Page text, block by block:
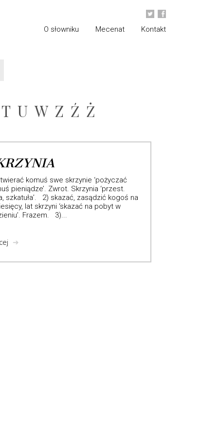
O słowniku Mecenat Kontakt
T U W Z Ź Ż
komuś swe skrzynie ‘pożyczać
pieniądze’. Zwrot. Skrzynia ‘przest.
szkatuła’. 2) skazać, zasądzić kogoś na
lat skrzyni ‘skazać na pobyt w
Frazem. 3)...
➔